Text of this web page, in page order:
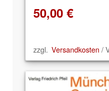
50,00 €
zzgl. Versandkosten /